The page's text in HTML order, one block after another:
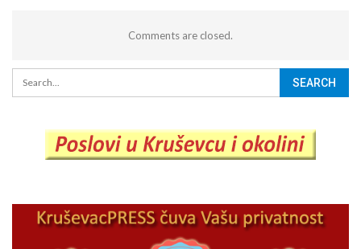
Comments are closed.